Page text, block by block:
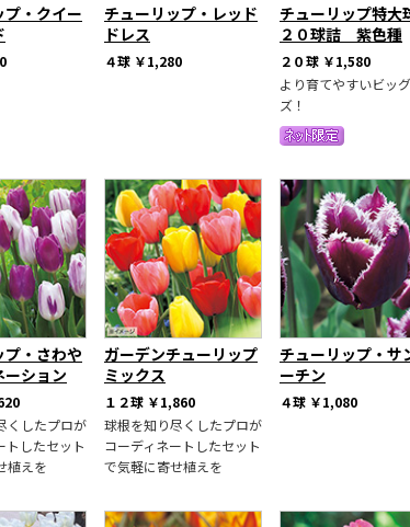
プ・クイー
チューリップ・レッド
ドレス
４球 ￥1,280
チューリップ特大
２０球詰 紫色種
２０球 ￥1,580
より育てやすいビッ
ズ！
プ・さわや
ーション
くしたプロが
トしたセット
植えを
ガーデンチューリップ
ミックス
１２球 ￥1,860
球根を知り尽くしたプロが
コーディネートしたセット
で気軽に寄せ植えを
チューリップ・サ
ーチン
４球 ￥1,080